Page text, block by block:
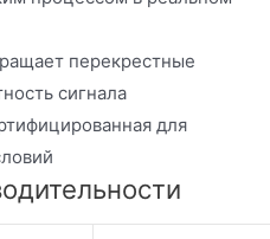
перекрестные
сигнала
для